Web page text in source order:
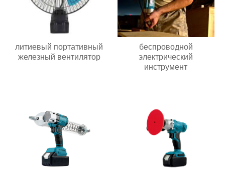
литиевый портативный
железный вентилятор
беспроводной
электрический
инструмент